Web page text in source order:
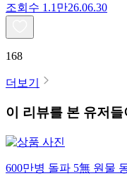
조회수 1.1만26.06.30
168
더보기
이 리뷰를 본 유저
600만병 돌파 5無 원물